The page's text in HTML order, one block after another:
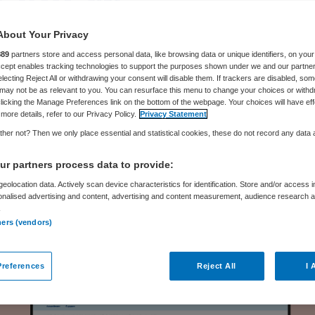
ABENA 16 juni 2025,07:05 992 keer gelezen
kosten, personeelstekorten en een groeiende
de zorg is groter dan ooit. Aan welke knoppen
dan nog draaien, zonder cliënten of
Het inkoopbeleid, weet directeur Rob
ABENA.
Your Privacy
partners store and access personal data, like browsing data or unique identifiers, on your
enables tracking technologies to support the purposes shown under we and our
Reject All or withdrawing your consent will disable them. If trackers are disabled,
not be as relevant to you. You can resurface this menu to change your choices or
the Manage Preferences link on the bottom of the webpage. Your choices will have
details, refer to our Privacy Policy. Privacy Statement
not? Then we only place essential and statistical cookies, these do not record any data
partners process data to provide:
data. Actively scan device characteristics for identification. Store and/or access
advertising and content, advertising and content measurement, audience research
(vendors)
Reject All I